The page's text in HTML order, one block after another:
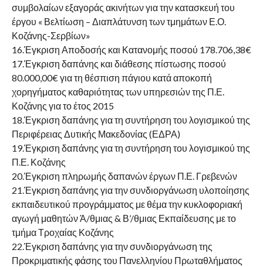
συμβολαίων εξαγοράς ακινήτων για την κατασκευή του
έργου « Βελτίωση – Διαπλάτυνση των τμημάτων Ε.Ο.
Κοζάνης-Σερβίων»
16.Έγκριση Αποδοσής και Κατανομής ποσού 178.706,38€
17.Έγκριση δαπάνης και διάθεσης πίστωσης ποσού
80.000,00€ για τη θέσπιση πάγιου κατά αποκοπή
χορηγήματος καθαριότητας των υπηρεσιών της Π.Ε.
Κοζάνης για το έτος 2015
18.Έγκριση δαπάνης για τη συντήρηση του λογισμικού της
Περιφέρειας Δυτικής Μακεδονίας (ΕΔΡΑ)
19.Έγκριση δαπάνης για τη συντήρηση του λογισμικού της
Π.Ε. Κοζάνης
20.Έγκριση πληρωμής δαπανών έργων Π.Ε. Γρεβενών
21.Έγκριση δαπάνης για την συνδιοργάνωση υλοποίησης
εκπαιδευτικού προγράμματος με θέμα την κυκλοφοριακή
αγωγή μαθητών Ά/θμιας & Β’/θμιας Εκπαίδευσης με το
τμήμα Τροχαίας Κοζάνης
22.Έγκριση δαπάνης για την συνδιοργάνωση της
Προκριματικής φάσης του Πανελληνίου Πρωταθλήματος